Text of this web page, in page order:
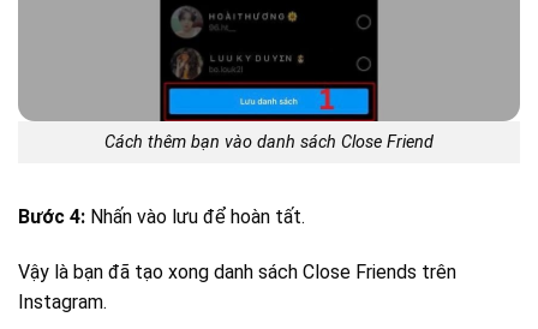
Cách thêm bạn vào danh sách Close Friend
Bước 4: Nhấn vào lưu để hoàn tất.
Vậy là bạn đã tạo xong danh sách Close Friends trên
Instagram.